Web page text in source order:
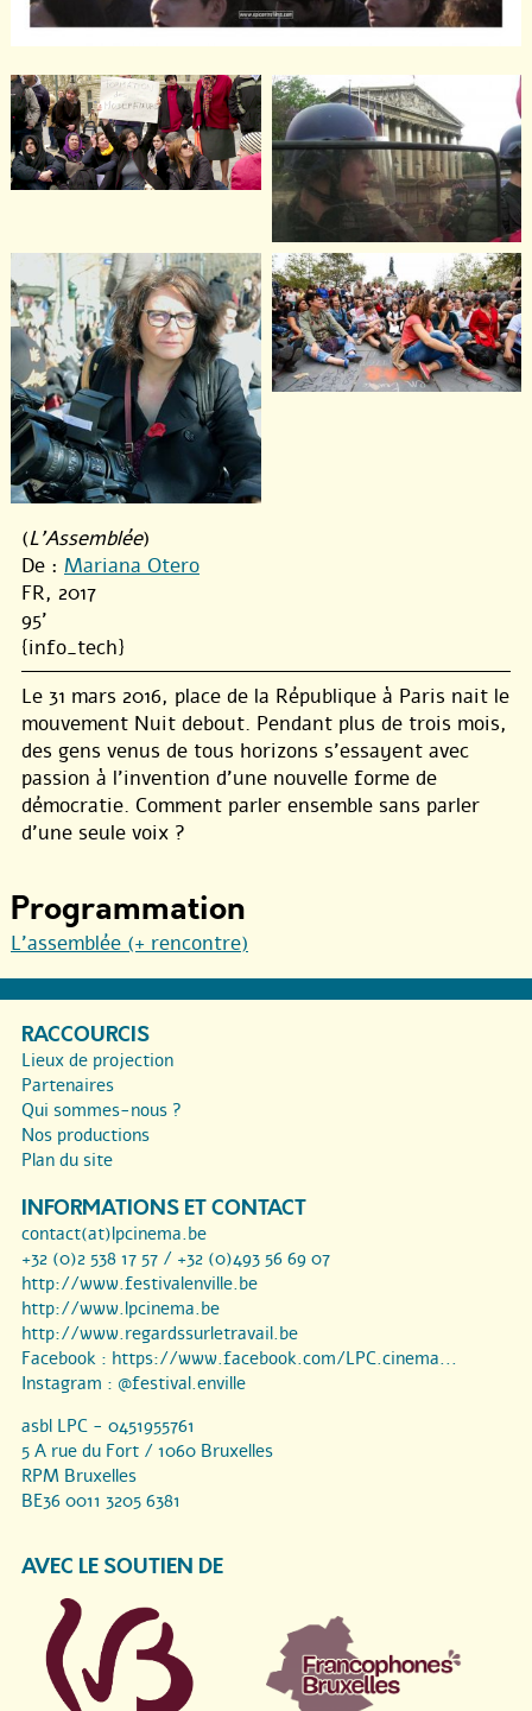
(L'Assemblée)
De : Mariana Otero
FR, 2017
95'
{info_tech}
Le 31 mars 2016, place de la République à Paris nait le
mouvement Nuit debout. Pendant plus de trois mois,
des gens venus de tous horizons s’essayent avec
passion à l’invention d’une nouvelle forme de
démocratie. Comment parler ensemble sans parler
d’une seule voix ?
Programmation
L’assemblée (+ rencontre)
RACCOURCIS
Lieux de projection
Partenaires
Qui sommes-nous ?
Nos productions
Plan du site
INFORMATIONS ET CONTACT
contact(at)lpcinema.be
+32 (0)2 538 17 57 / +32 (0)493 56 69 07
http://www.festivalenville.be
http://www.lpcinema.be
http://www.regardssurletravail.be
Facebook : https://www.facebook.com/LPC.cinema...
Instagram : @festival.enville
asbl LPC - 0451955761
5 A rue du Fort / 1060 Bruxelles
RPM Bruxelles
BE36 0011 3205 6381
AVEC LE SOUTIEN DE